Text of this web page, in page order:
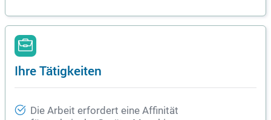
Ihre Tätigkeiten
Die Arbeit erfordert eine Affinität